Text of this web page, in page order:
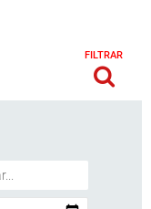
FILTRAR